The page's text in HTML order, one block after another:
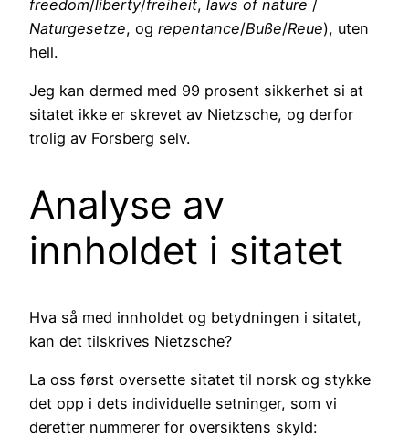
freedom/liberty/freiheit, laws of nature /
Naturgesetze, og repentance/Buße/Reue), uten
hell.
Jeg kan dermed med 99 prosent sikkerhet si at
sitatet ikke er skrevet av Nietzsche, og derfor
trolig av Forsberg selv.
Analyse av
innholdet i sitatet
Hva så med innholdet og betydningen i sitatet,
kan det tilskrives Nietzsche?
La oss først oversette sitatet til norsk og stykke
det opp i dets individuelle setninger, som vi
deretter nummerer for oversiktens skyld: